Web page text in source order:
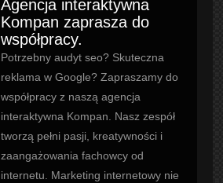
Agencja interaktywna
Kompan zaprasza do
współpracy.
Potrzebny audyt seo? Skuteczna
reklama w Google? Zapraszamy do
współpracy z naszą agencja
interaktywna Kompan. Nasz zespół
tworzą pełni pasji, kreatywności i
zaangażowania fachowcy od
internetu. Marketing internetowy nie